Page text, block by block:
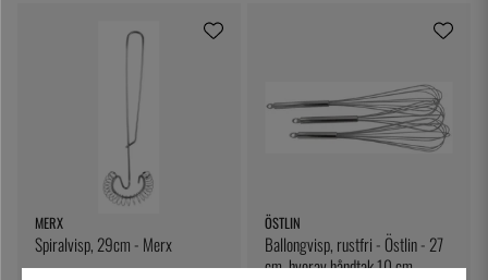
MERX
Spiralvisp, 29cm - Merx
ÖSTLIN
Ballongvisp, rustfri - Östlin - 27
cm, hvorav håndtak 10 cm